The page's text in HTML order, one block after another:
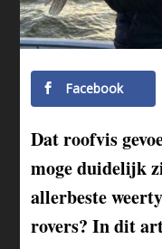
Facebook
Dat roofvis
moge duidelijk
allerbeste
rovers? In dit